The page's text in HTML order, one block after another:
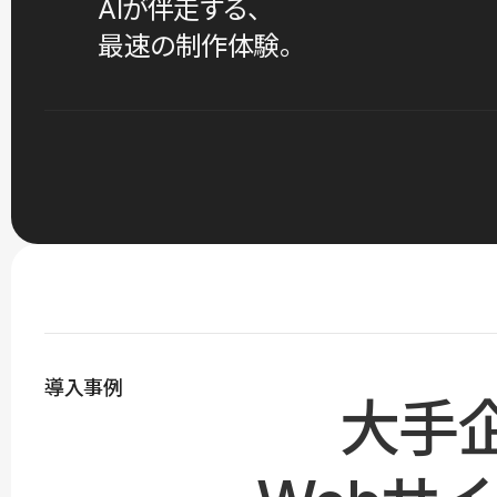
AIが伴走する、
最速の制作体験。
導入事例
大手